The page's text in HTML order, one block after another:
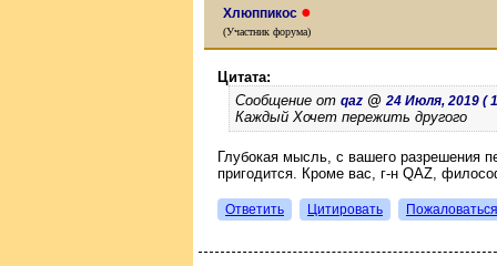
Хлюппикос ●
(Участник форума)
Цитата:
Сообщение от qaz @ 24 Июля, 2019 (
Каждый Хочет пережить другого
Глубокая мысль, с вашего разрешения
пригодится. Кроме вас, г-н QAZ,
Ответить Цитировать Пожаловаться